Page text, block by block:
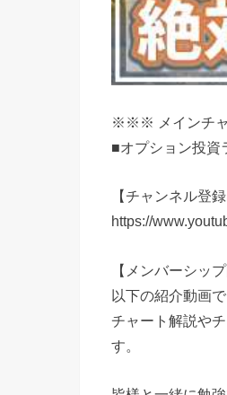
※※※ メインチ
■オプション投資
【チャンネル登
https://
【メンバーシッ
以下の紹介動画
チャート解説や
す。